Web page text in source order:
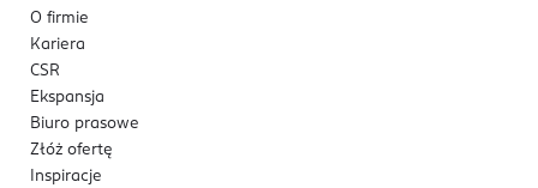
O firmie
Kariera
CSR
Ekspansja
Biuro prasowe
Złóż ofertę
Inspiracje